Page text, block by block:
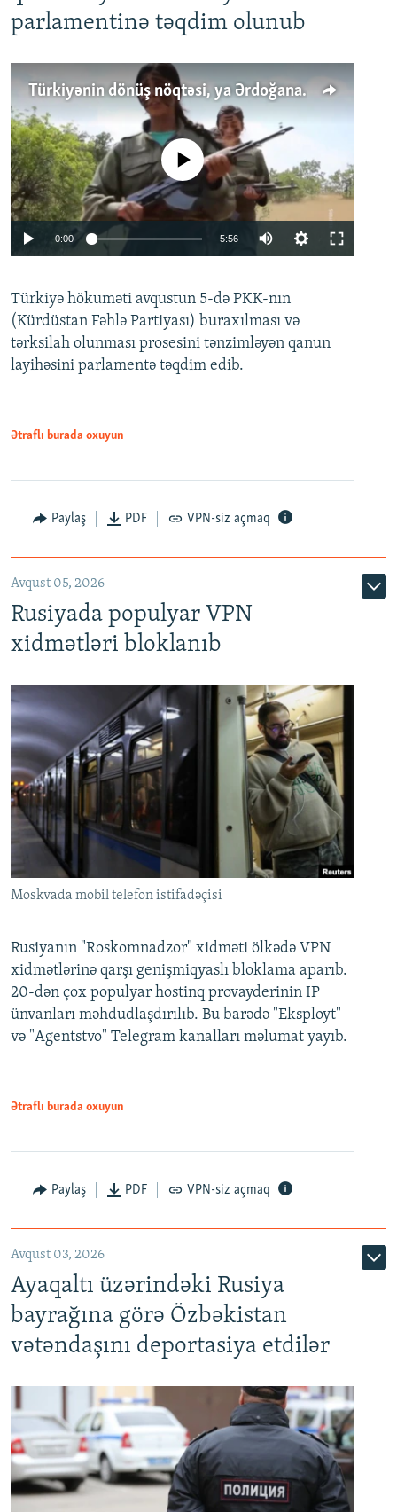
parlamentinə təqdim olunub
Türkiyənin dönüş nöqtəsi, ya Ərdoğana üçüncü şans: PKK ilə qəfil barışıq nə deməkdir?
Auto 240p 360p 480p
720p 1080p
No media source currently available
0:00 5:56
360p
480p
Türkiyə hökuməti avqustun 5-də PKK-nın
(Kürdüstan Fəhlə Partiyası) buraxılması və
tərksilah olunması prosesini tənzimləyən qanun
layihəsini parlamentə təqdim edib.
Ətraflı burada oxuyun
Paylaş PDF VPN-siz açmaq
Avqust 05, 2026
Rusiyada populyar VPN
xidmətləri bloklanıb
Moskvada mobil telefon istifadəçisi
Rusiyanın "Roskomnadzor" xidməti ölkədə VPN
xidmətlərinə qarşı genişmiqyaslı bloklama aparıb.
20-dən çox populyar hostinq provayderinin IP
ünvanları məhdudlaşdırılıb. Bu barədə "Eksployt"
və "Agentstvo" Telegram kanalları məlumat yayıb.
Ətraflı burada oxuyun
Paylaş PDF VPN-siz açmaq
Avqust 03, 2026
Ayaqaltı üzərindəki Rusiya
bayrağına görə Özbəkistan
vətəndaşını deportasiya etdilər